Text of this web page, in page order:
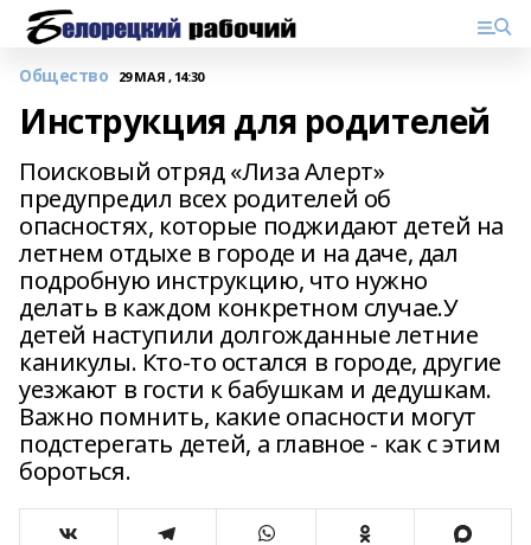
Общество 29 МАЯ , 14:30
Инструкция для родителей
Поисковый отряд «Лиза Алерт»
предупредил всех родителей об
опасностях, которые поджидают детей на
летнем отдыхе в городе и на даче, дал
подробную инструкцию, что нужно
делать в каждом конкретном случае.У
детей наступили долгожданные летние
каникулы. Кто-то остался в городе, другие
уезжают в гости к бабушкам и дедушкам.
Важно помнить, какие опасности могут
подстерегать детей, а главное - как с этим
бороться.